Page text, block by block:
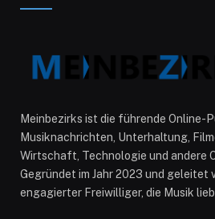
Meinbezirks ist die führende Online-
Musiknachrichten, Unterhaltung,
Wirtschaft, Technologie und andere
Gegründet im Jahr 2023 und geleitet
engagierter Freiwilliger, die Musik